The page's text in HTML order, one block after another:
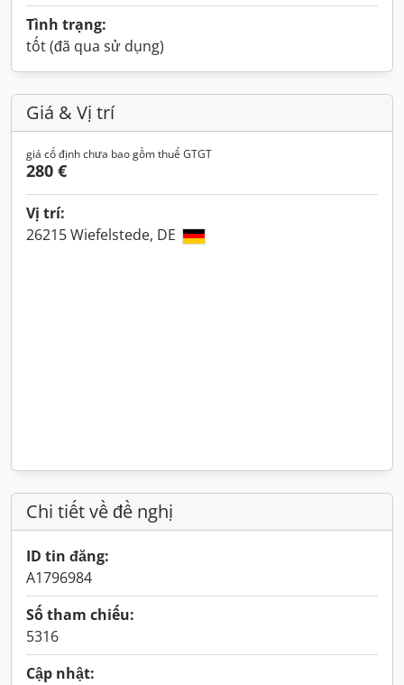
Tình trạng:
tốt (đã qua sử dụng)
Giá & Vị trí
giá cố định chưa bao gồm thuế GTGT
280 €
Vị trí:
26215 Wiefelstede, DE
Chi tiết về đề nghị
ID tin đăng:
A1796984
Số tham chiếu:
5316
Cập nhật: